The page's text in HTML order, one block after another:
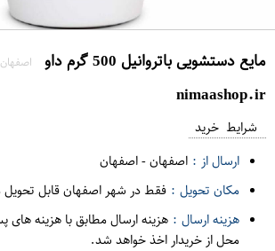
مایع دستشویی باتروانیل 500 گرم داو
nimaashop.ir
شرایط خرید
ارسال از : اصفهان-اصفهان
مکان تحویل : فقط در شهر اصفهان قابل
هزینه ارسال : هزینه ارسال مطابق با هزینه
محل از خریدار اخذ خواهد شد.